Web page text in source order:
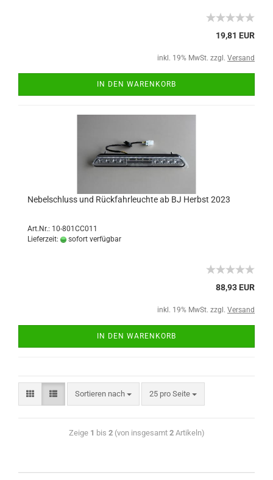
19,81 EUR
inkl. 19% MwSt. zzgl. Versand
IN DEN WARENKORB
Nebelschluss und Rückfahrleuchte ab BJ Herbst 2023
Art.Nr.: 10-801CC011
Lieferzeit:
sofort verfügbar
88,93 EUR
inkl. 19% MwSt. zzgl. Versand
IN DEN WARENKORB
Sortieren nach 25 pro Seite
Zeige 1 bis 2(von insgesamt 2Artikeln)